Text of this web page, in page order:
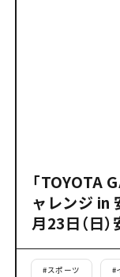
「TOYOTA
ャレンジ in
月23日（日
#スポーツ #